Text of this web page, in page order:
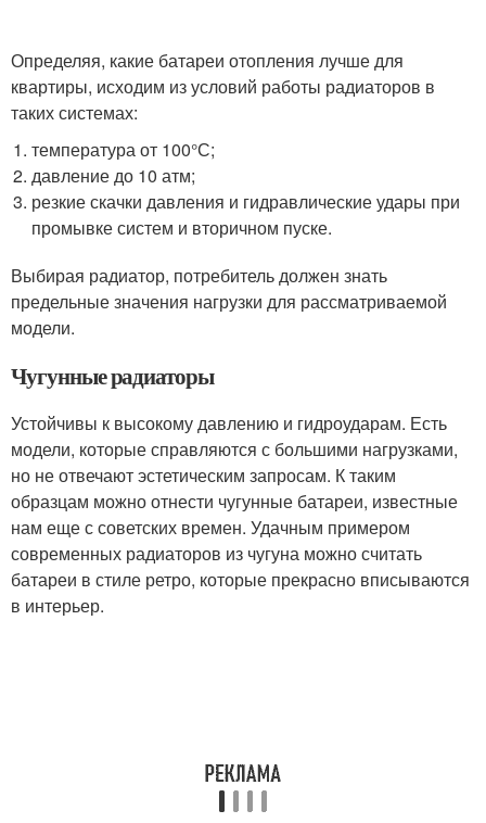
Определяя, какие батареи отопления лучше для
квартиры, исходим из условий работы радиаторов в
таких системах:
температура от 100°С;
давление до 10 атм;
резкие скачки давления и гидравлические удары при
промывке систем и вторичном пуске.
Выбирая радиатор, потребитель должен знать
предельные значения нагрузки для рассматриваемой
модели.
Чугунные радиаторы
Устойчивы к высокому давлению и гидроударам. Есть
модели, которые справляются с большими нагрузками,
но не отвечают эстетическим запросам. К таким
образцам можно отнести чугунные батареи, известные
нам еще с советских времен. Удачным примером
современных радиаторов из чугуна можно считать
батареи в стиле ретро, которые прекрасно вписываются
в интерьер.